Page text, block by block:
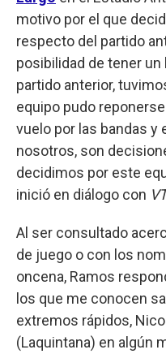
motivo por el que
respecto del partido
posibilidad de tener un
partido anterior,
equipo pudo
vuelo por las bandas y
nosotros, son
decidimos por este
inició en diálogo con
Al ser consultado
de juego o con los
oncena, Ramos
los que me conocen
extremos rápidos,
(Laquintana) en algún